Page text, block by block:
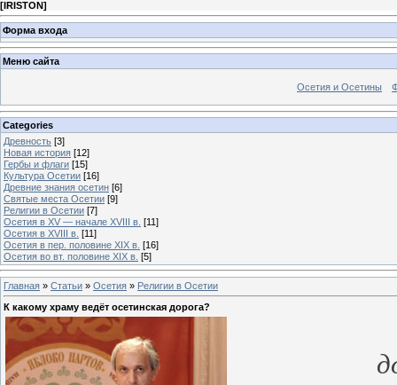
[IRISTON]
Форма входа
Меню сайта
Осетия и Осетины
Categories
Древность [3]
Новая история [12]
Гербы и флаги [15]
Культура Осетии [16]
Древние знания осетин [6]
Святые места Осетии [9]
Религии в Осетии [7]
Осетия в XV — начале XVIII в. [11]
Осетия в XVIII в. [11]
Осетия в пер. половине XIX в. [16]
Осетия во вт. половине XIX в. [5]
Главная » Статьи » Осетия » Религии в Осетии
К какому храму ведёт осетинская дорога?